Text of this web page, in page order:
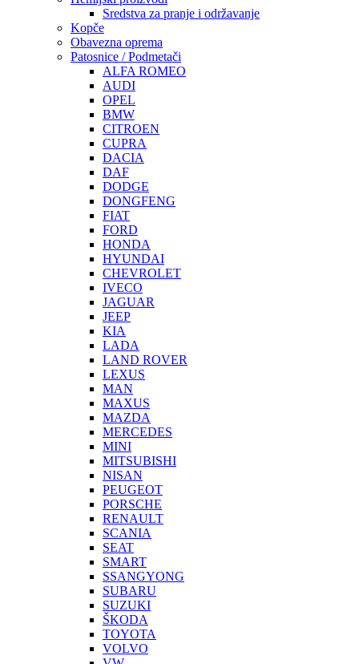
Sredstva za pranje i održavanje
Kopče
Obavezna oprema
Patosnice / Podmetači
ALFA ROMEO
AUDI
OPEL
BMW
CITROEN
CUPRA
DACIA
DAF
DODGE
DONGFENG
FIAT
FORD
HONDA
HYUNDAI
CHEVROLET
IVECO
JAGUAR
JEEP
KIA
LADA
LAND ROVER
LEXUS
MAN
MAXUS
MAZDA
MERCEDES
MINI
MITSUBISHI
NISAN
PEUGEOT
PORSCHE
RENAULT
SCANIA
SEAT
SMART
SSANGYONG
SUBARU
SUZUKI
ŠKODA
TOYOTA
VOLVO